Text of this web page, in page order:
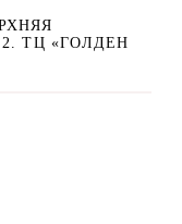
ТЦ «ГОЛДЕН